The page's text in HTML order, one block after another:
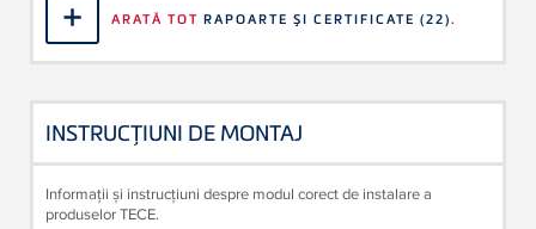
ARATĂ TOT RAPOARTE ŞI CERTIFICATE (22).
INSTRUCŢIUNI DE MONTAJ
Informații și instrucțiuni despre modul corect de instalare a
produselor TECE.